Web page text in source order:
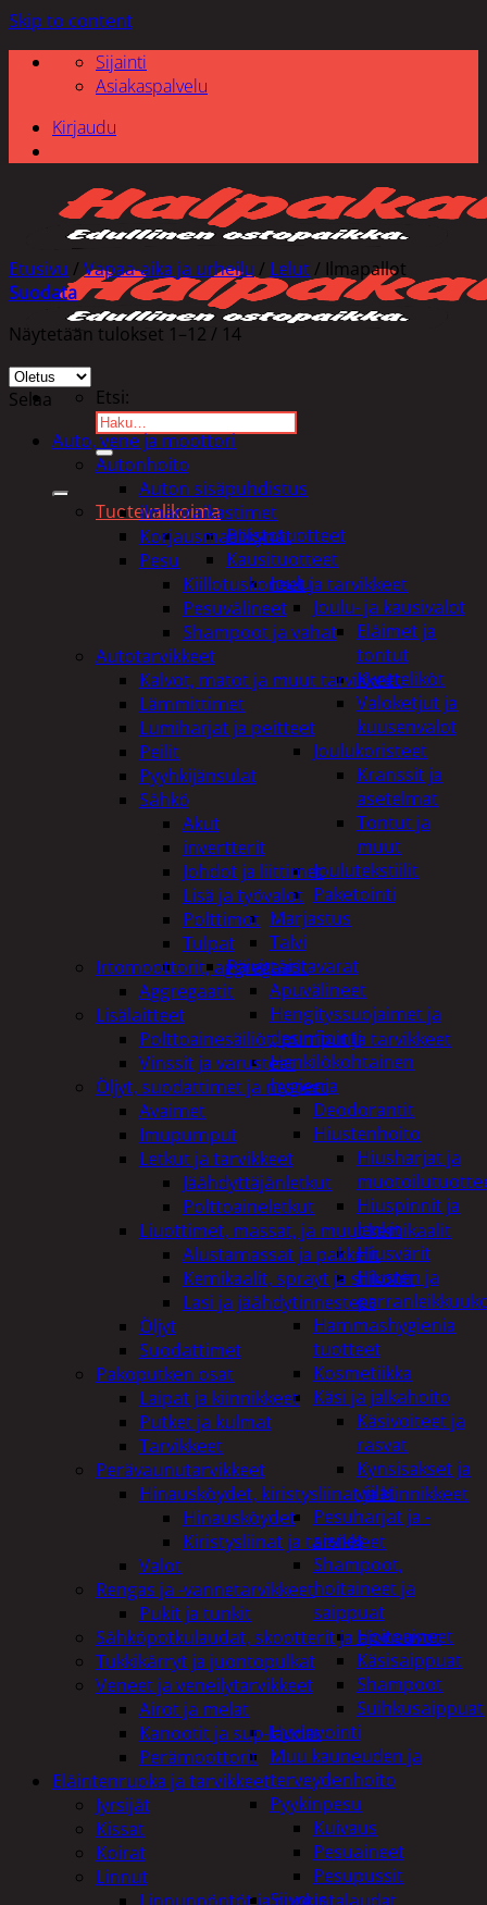
Skip to content
Sijainti
Asiakaspalvelu
Kirjaudu
Etsi:
Tuotevalikoima
Poistotuotteet
Kausituotteet
Joulu
Joulu- ja kausivalot
Eläimet ja
tontut
Kyntteliköt
Valoketjut ja
kuusenvalot
Joulukoristeet
Kranssit ja
asetelmat
Tontut ja
muut
Joulutekstiilit
Paketointi
Marjastus
Talvi
Päivittäistavarat
Apuvälineet
Hengityssuojaimet ja
desinfiointi
Henkilökohtainen
hygienia
Deodorantit
Hiustenhoito
Hiusharjat ja
Hiuspinnit ja
lenkit
Hiusvärit
Hiusten ja
Hammashygienia
tuotteet
Kosmetiikka
Käsi ja jalkahoito
Käsivoiteet ja
rasvat
Kynsisakset ja
viilat
Pesuharjat ja -
sienet
Shampoot,
hoitaineet ja
saippuat
Hoitoaineet
Käsisaippuat
Shampoot
Suihkusaippuat
Hyvinvointi
Muu kauneuden ja
terveydenhoito
Pyykinpesu
Kuivaus
Pesuaineet
Pesupussit
Siivous
Etusivu / Vapaa-aika ja urheilu / Lelut / Ilmapallot
Suodata
Näytetään tulokset 1–12 / 14
Selaa
Auto, vene ja moottori
Autonhoito
Auton sisäpuhdistus
ilmanraikastimet
Korjausmaalikynät
Pesu
Kiillotuskoneet ja tarvikkeet
Pesuvälineet
Shampoot ja vahat
Autotarvikkeet
Kalvot, matot ja muut tarvikkeet
Lämmittimet
Lumiharjat ja peitteet
Peilit
Pyyhkijänsulat
Sähkö
Akut
invertterit
Johdot ja liittimet
Lisä ja työvalot
Polttimot
Tulpat
Irtomoottorit, aggregaatit
Aggregaatit
Lisälaitteet
Polttoainesäiliöt, pumput ja tarvikkeet
Vinssit ja varusteet
Öljyt, suodattimet ja nesteet
Avaimet
Imupumput
Letkut ja tarvikkeet
Jäähdyttäjänletkut
Polttoaineletkut
Liuottimet, massat, ja muut kemikaalit
Alustamassat ja pakkelit
Kemikaalit, sprayt ja silikonit
Lasi ja jäähdytinnesteet
Öljyt
Suodattimet
Pakoputken osat
Laipat ja kiinnikkeet
Putket ja kulmat
Tarvikkeet
Perävaunutarvikkeet
Hinausköydet, kiristysliinat ja kiinnikkeet
Hinausköydet
Kiristysliinat ja tarvikkeet
Valot
Rengas ja -vannetarvikkeet
Pukit ja tunkit
Sähköpotkulaudat, skootterit ja ajoneuvot
Tukkikärryt ja juontopulkat
Veneet ja veneilytarvikkeet
Airot ja melat
Kanootit ja sup-laudat
Perämoottorit
Eläintenruoka ja tarvikkeet
Jyrsijät
Kissat
Koirat
Linnut